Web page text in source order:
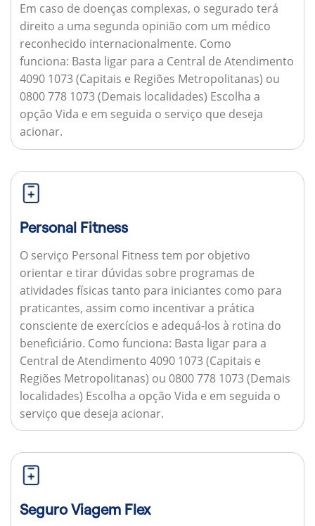
Em caso de doenças complexas, o segurado terá
direito a uma segunda opinião com um médico
reconhecido internacionalmente. Como
funciona: Basta ligar para a Central de Atendimento
4090 1073 (Capitais e Regiões Metropolitanas) ou
0800 778 1073 (Demais localidades) Escolha a
opção Vida e em seguida o serviço que deseja
acionar.
Personal Fitness
O serviço Personal Fitness tem por objetivo
orientar e tirar dúvidas sobre programas de
atividades físicas tanto para iniciantes como para
praticantes, assim como incentivar a prática
consciente de exercícios e adequá-los à rotina do
beneficiário. Como funciona: Basta ligar para a
Central de Atendimento 4090 1073 (Capitais e
Regiões Metropolitanas) ou 0800 778 1073 (Demais
localidades) Escolha a opção Vida e em seguida o
serviço que deseja acionar.
Seguro Viagem Flex